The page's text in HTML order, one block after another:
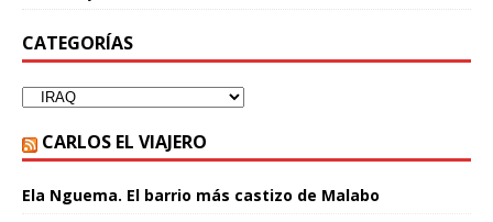
CATEGORÍAS
CARLOS EL VIAJERO
Ela Nguema. El barrio más castizo de Malabo